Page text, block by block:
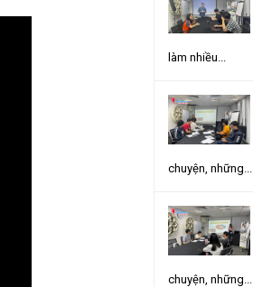
làm nhiều...
chuyện, những...
chuyện, những...